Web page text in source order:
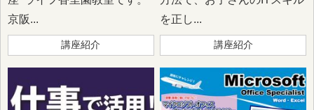
京阪...
講座紹介
を正し...
講座紹介